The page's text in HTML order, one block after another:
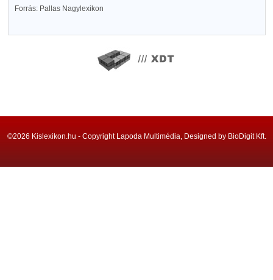
Forrás: Pallas Nagylexikon
©2026 Kislexikon.hu - Copyright Lapoda Multimédia, Designed by BioDigit Kft.